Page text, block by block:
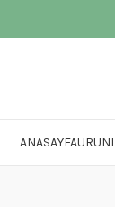
ANASAYFA